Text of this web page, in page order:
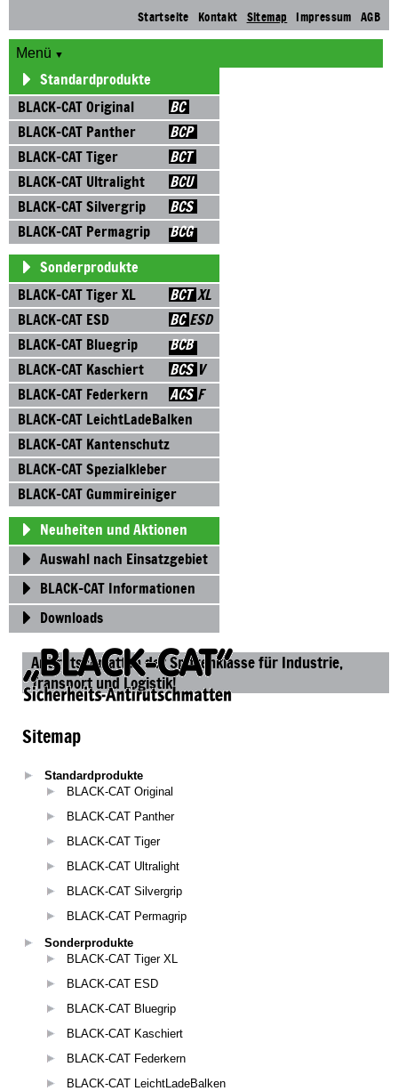
AGB
Impressum
Sitemap
Kontakt
Startseite
MenüStandardprodukte
BLACK-CAT Original
BLACK-CAT Panther
BLACK-CAT Tiger
BLACK-CAT Ultralight
BLACK-CAT Silvergrip
BLACK-CAT Permagrip
Sonderprodukte
BLACK-CAT Tiger XL
BLACK-CAT ESD
BLACK-CAT Bluegrip
BLACK-CAT Kaschiert
BLACK-CAT Federkern
BLACK-CAT LeichtLadeBalken
BLACK-CAT Kantenschutz
BLACK-CAT Spezialkleber
BLACK-CAT Gummireiniger
Neuheiten und Aktionen
Auswahl nach Einsatzgebiet
BLACK-CAT Informationen
Downloads
Antirutschmatten der Spitzenklasse für Industrie,
Transport und Logistik!
Sitemap
Standardprodukte
BLACK-CAT Original
BLACK-CAT Panther
BLACK-CAT Tiger
BLACK-CAT Ultralight
BLACK-CAT Silvergrip
BLACK-CAT Permagrip
Sonderprodukte
BLACK-CAT Tiger XL
BLACK-CAT ESD
BLACK-CAT Bluegrip
BLACK-CAT Kaschiert
BLACK-CAT Federkern
BLACK-CAT LeichtLadeBalken
Standardprodukte
BLACK-CAT Original
BLACK-CAT Panther
BLACK-CAT Tiger
BLACK-CAT Ultralight
BLACK-CAT Silvergrip
BLACK-CAT Permagrip
Sonderprodukte
BLACK-CAT Tiger XL
BLACK-CAT ESD
BLACK-CAT Bluegrip
BLACK-CAT Kaschiert
BLACK-CAT Federkern
BLACK-CAT LeichtLadeBalken
BLACK-CAT Kantenschutz
BLACK-CAT Spezialkleber
BLACK-CAT Gummireiniger
Neuheiten und Aktionen
Auswahl nach Einsatzgebiet
BLACK-CAT Informationen
Downloads